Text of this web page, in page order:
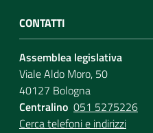
CONTATTI
Assemblea legislativa
Viale Aldo Moro, 50
40127 Bologna
Centralino 051 5275226
Cerca telefoni e indirizzi